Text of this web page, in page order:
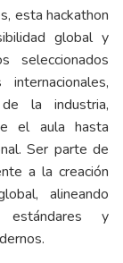
esta hackathon
global y
seleccionados
la industria,
el aula hasta
Ser parte de
a la creación
alineando
estándares y